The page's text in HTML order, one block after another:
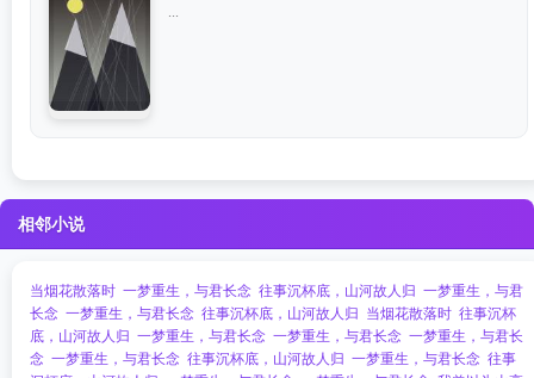
相邻小说
当烟花散落时 一梦重生，与君长念 往事沉杯底，山河故人归 一梦重生，与君
长念 一梦重生，与君长念 往事沉杯底，山河故人归 当烟花散落时 往事沉杯
底，山河故人归 一梦重生，与君长念 一梦重生，与君长念 一梦重生，与君长
念 一梦重生，与君长念 往事沉杯底，山河故人归 一梦重生，与君长念 往事